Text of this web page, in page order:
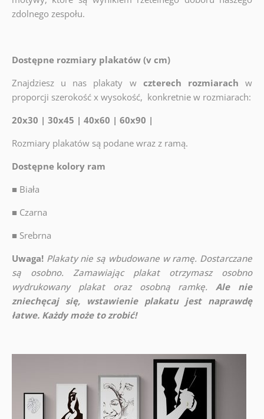
zdolnego zespołu.
Dostępne rozmiary plakatów (v cm)
Znajdziesz u nas plakaty w czterech rozmiarach
w
proporcji szerokość x wysokość, konkretnie w rozmiarach:
20x30 | 30x45 | 40x60 | 60x90 |
Rozmiary plakatów są podane wraz z ramą.
Dostępne kolory ram
■ Biała
■ Czarna
■ Srebrna
Uwaga! Plakaty nie są wbudowane w ramę. Dostarczane
są osobno. Zamawiając plakat otrzymasz osobno
wydrukowany plakat oraz osobną ramkę.
Ale nie
zniechęcaj się, wstawienie plakatu jest naprawdę
łatwe. Każdy może to zrobić!